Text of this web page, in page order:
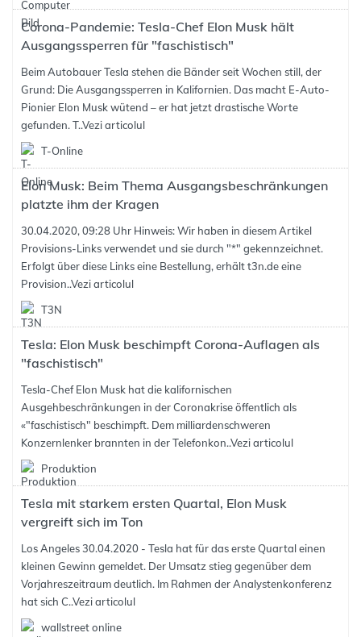
Corona-Pandemie: Tesla-Chef Elon Musk hält
Ausgangssperren für "faschistisch"
Beim Autobauer Tesla stehen die Bänder seit Wochen still, der
Grund: Die Ausgangssperren in Kalifornien. Das macht E-Auto-
Pionier Elon Musk wütend – er hat jetzt drastische Worte
gefunden. T..Vezi articolul
T-Online
Elon Musk: Beim Thema Ausgangsbeschränkungen
platzte ihm der Kragen
30.04.2020, 09:28 Uhr Hinweis: Wir haben in diesem Artikel
Provisions-Links verwendet und sie durch "*" gekennzeichnet.
Erfolgt über diese Links eine Bestellung, erhält t3n.de eine
Provision..Vezi articolul
T3N
Tesla: Elon Musk beschimpft Corona-Auflagen als
"faschistisch"
Tesla-Chef Elon Musk hat die kalifornischen
Ausgehbeschränkungen in der Coronakrise öffentlich als
«"faschistisch" beschimpft. Dem milliardenschweren
Konzernlenker brannten in der Telefonkon..Vezi articolul
Produktion
Tesla mit starkem ersten Quartal, Elon Musk
vergreift sich im Ton
Los Angeles 30.04.2020 - Tesla hat für das erste Quartal einen
kleinen Gewinn gemeldet. Der Umsatz stieg gegenüber dem
Vorjahreszeitraum deutlich. Im Rahmen der Analystenkonferenz
hat sich C..Vezi articolul
wallstreet online